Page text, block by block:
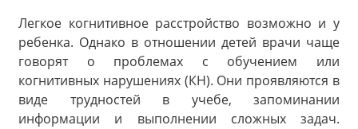
Легкое когнитивное расстройство возможно и у
ребенка. Однако в отношении детей врачи чаще
говорят о проблемах с обучением или
когнитивных нарушениях (КН). Они проявляются в
виде трудностей в учебе, запоминании
информации и выполнении сложных задач.